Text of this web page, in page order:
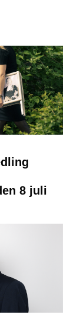
8 juli